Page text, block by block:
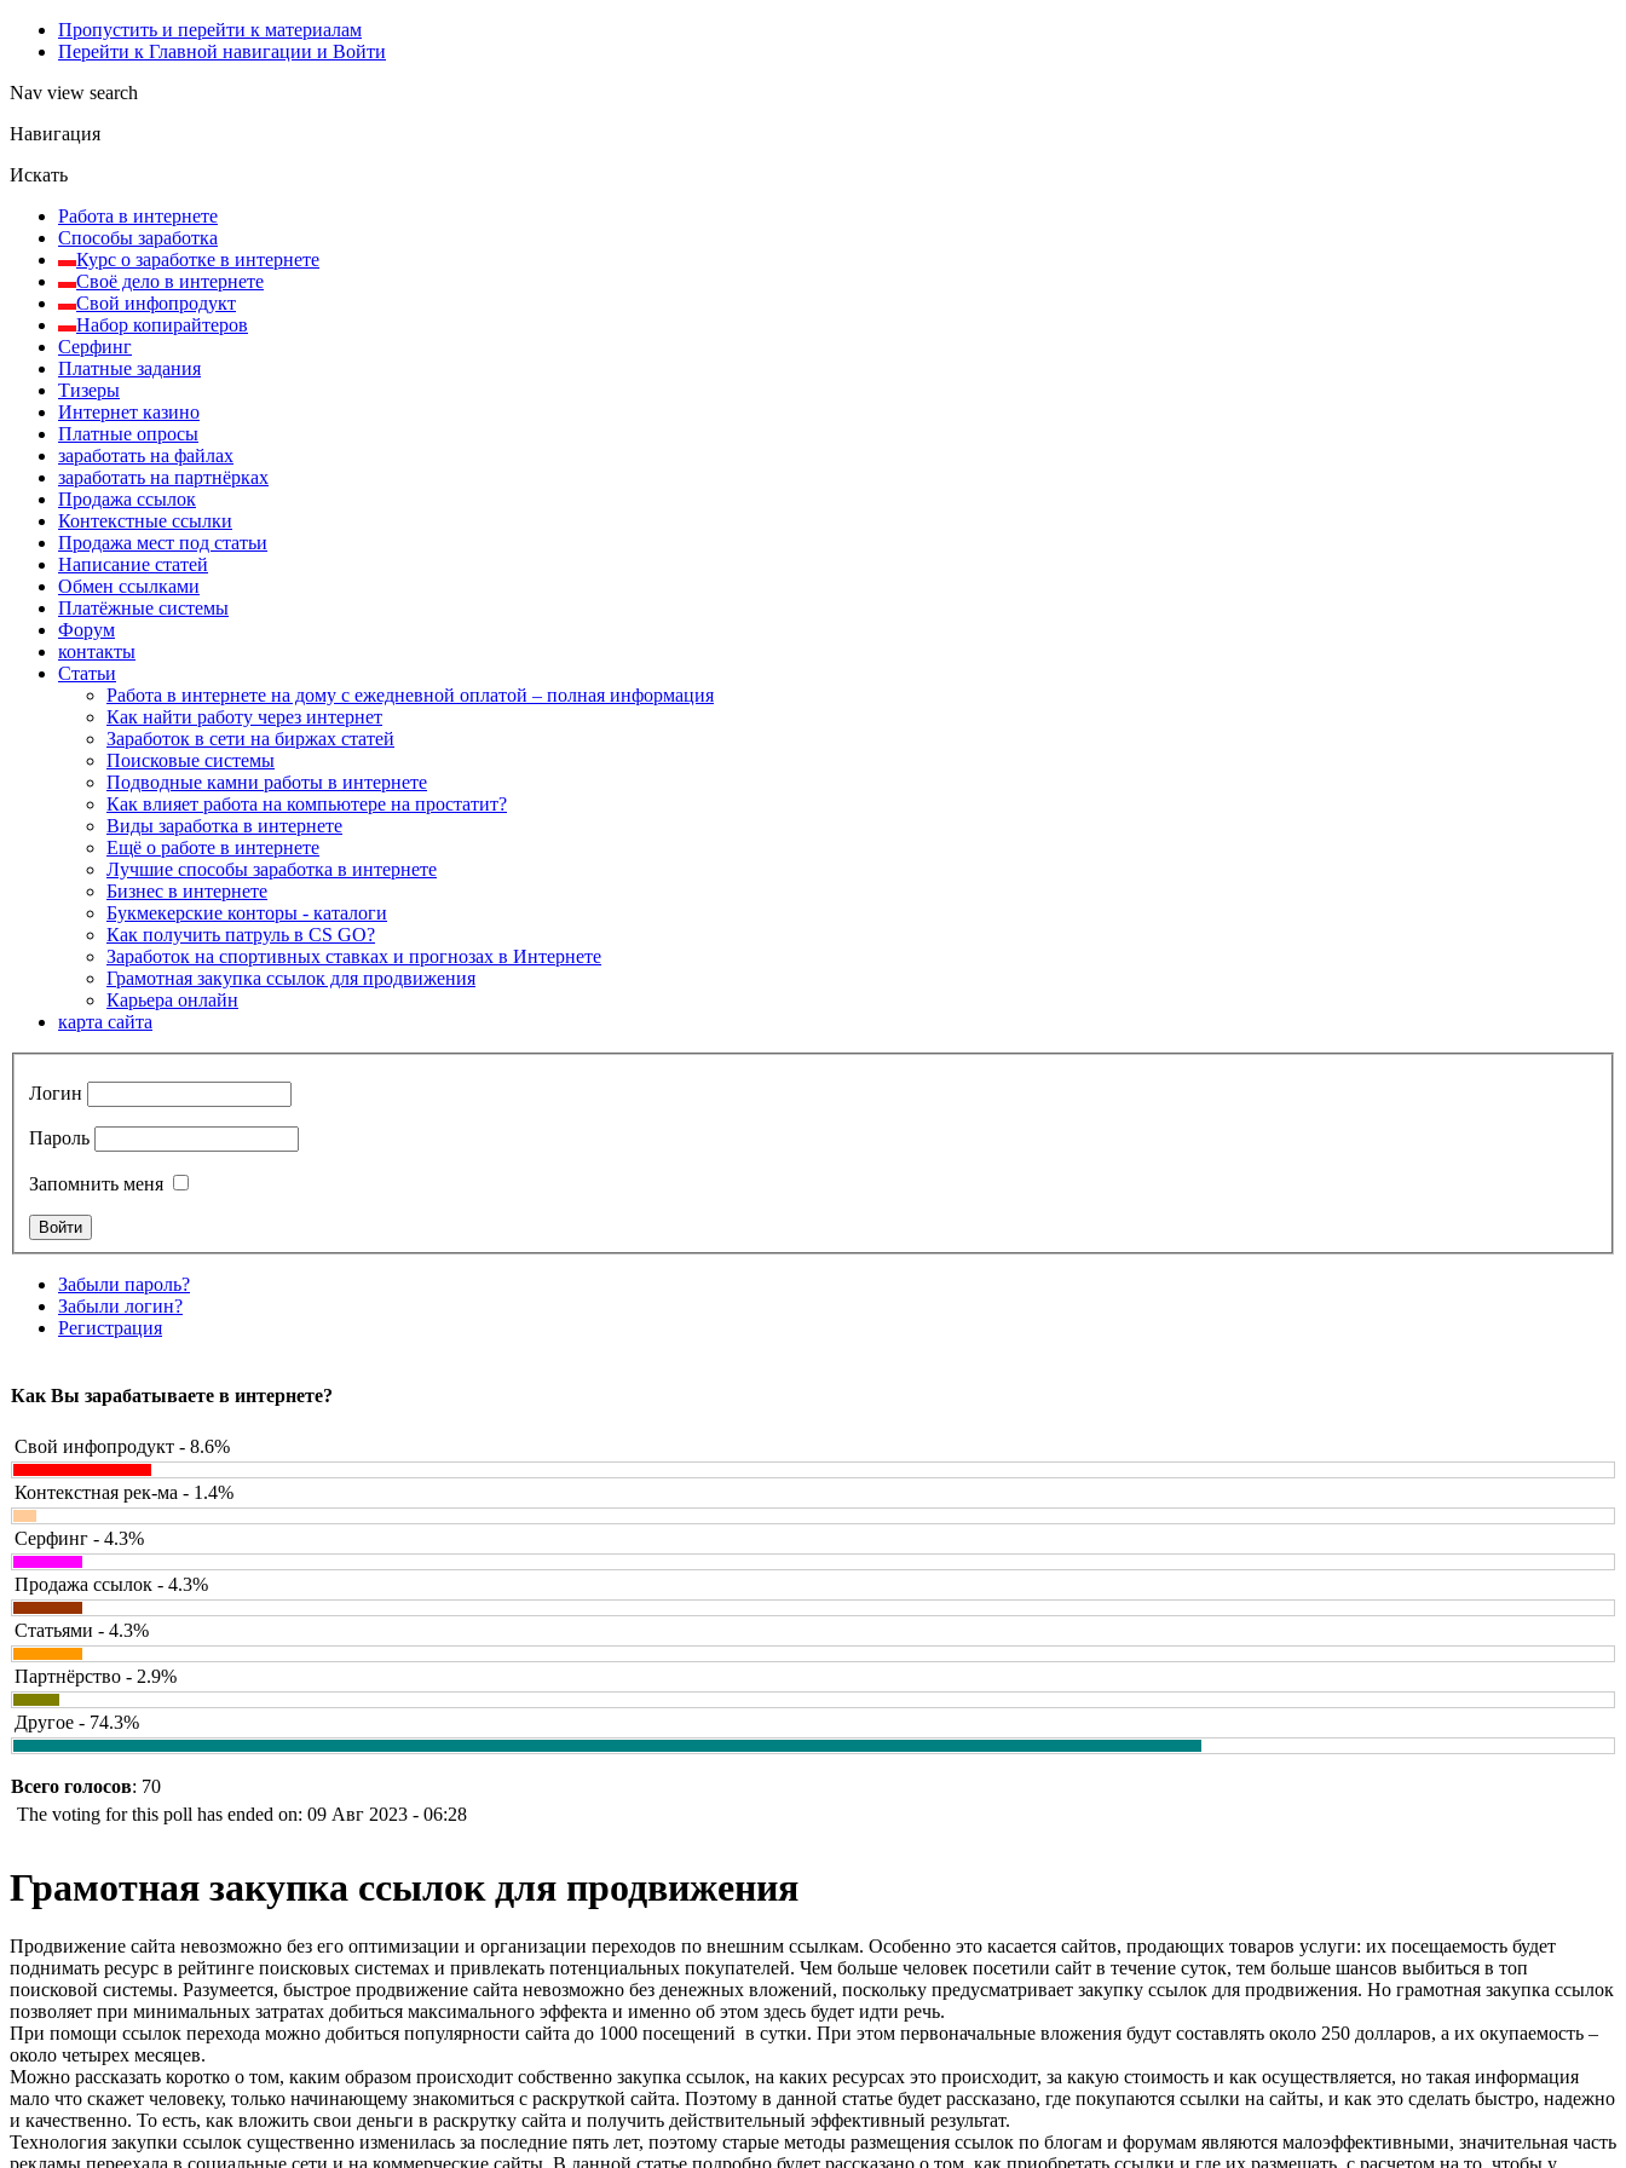
Пропустить и перейти к материалам
Перейти к Главной навигации и Войти
Nav view search
Навигация
Искать
Работа в интернете
Способы заработка
Курс о заработке в интернете
Своё дело в интернете
Свой инфопродукт
Набор копирайтеров
Серфинг
Платные задания
Тизеры
Интернет казино
Платные опросы
заработать на файлах
заработать на партнёрках
Продажа ссылок
Контекстные ссылки
Продажа мест под статьи
Написание статей
Обмен ссылками
Платёжные системы
Форум
контакты
Статьи
Работа в интернете на дому с ежедневной оплатой – полная информация
Как найти работу через интернет
Заработок в сети на биржах статей
Поисковые системы
Подводные камни работы в интернете
Как влияет работа на компьютере на простатит?
Виды заработка в интернете
Ещё о работе в интернете
Лучшие способы заработка в интернете
Бизнес в интернете
Букмекерские конторы - каталоги
Как получить патруль в CS GO?
Заработок на спортивных ставках и прогнозах в Интернете
Грамотная закупка ссылок для продвижения
Карьера онлайн
карта сайта
Логин
Пароль
Запомнить меня
Забыли пароль?
Забыли логин?
Регистрация
Как Вы зарабатываете в интернете?
Свой инфопродукт - 8.6%
Контекстная рек-ма - 1.4%
Серфинг - 4.3%
Продажа ссылок - 4.3%
Статьями - 4.3%
Партнёрство - 2.9%
Другое - 74.3%
Всего голосов: 70
The voting for this poll has ended on: 09 Авг 2023 - 06:28
Грамотная закупка ссылок для продвижения
Продвижение сайта невозможно без его оптимизации и организации переходов по внешним ссылкам. Особенно это касается сайтов, продающих товаров услуги: их посещаемость будет
поднимать ресурс в рейтинге поисковых системах и привлекать потенциальных покупателей. Чем больше человек посетили сайт в течение суток, тем больше шансов выбиться в топ
поисковой системы. Разумеется, быстрое продвижение сайта невозможно без денежных вложений, поскольку предусматривает закупку ссылок для продвижения. Но грамотная закупка ссылок
позволяет при минимальных затратах добиться максимального эффекта и именно об этом здесь будет идти речь.
При помощи ссылок перехода можно добиться популярности сайта до 1000 посещений в сутки. При этом первоначальные вложения будут составлять около 250 долларов, а их окупаемость –
около четырех месяцев.
Можно рассказать коротко о том, каким образом происходит собственно закупка ссылок, на каких ресурсах это происходит, за какую стоимость и как осуществляется, но такая информация
мало что скажет человеку, только начинающему знакомиться с раскруткой сайта. Поэтому в данной статье будет рассказано, где покупаются ссылки на сайты, и как это сделать быстро, надежно
и качественно. То есть, как вложить свои деньги в раскрутку сайта и получить действительный эффективный результат.
Технология закупки ссылок существенно изменилась за последние пять лет, поэтому старые методы размещения ссылок по блогам и форумам являются малоэффективными, значительная часть
рекламы переехала в социальные сети и на коммерческие сайты. В данной статье подробно будет рассказано о том, как приобретать ссылки и где их размещать, с расчетом на то, чтобы у